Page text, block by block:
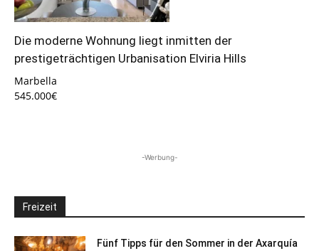
Die moderne Wohnung liegt inmitten der
prestigeträchtigen Urbanisation Elviria Hills
Marbella
545.000€
-Werbung-
Freizeit
Fünf Tipps für den Sommer in der Axarquía